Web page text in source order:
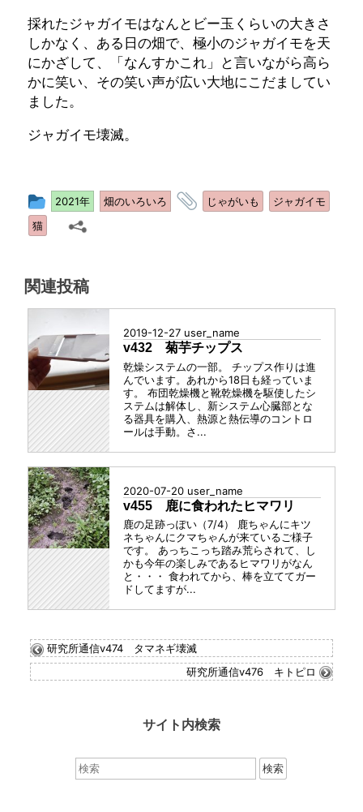
採れたジャガイモはなんとビー玉くらいの大きさ
しかなく、ある日の畑で、極小のジャガイモを天
にかざして、「なんすかこれ」と言いながら高ら
かに笑い、その笑い声が広い大地にこだましてい
ました。
ジャガイモ壊滅。
投
稿
グ
ー
プ
2021年 畑のいろいろ
タじゃがいも
ジャガイモ
猫
関連投稿
2019-12-27 user_name
v432 菊芋チップス
乾燥システムの一部。 チップス作りは進
んでいます。あれから18日も経っていま
す。 布団乾燥機と靴乾燥機を駆使したシ
ステムは解体し、新システム心臓部とな
る器具を購入、熱源と熱伝導のコントロ
ールは手動。さ...
2020-07-20 user_name
v455 鹿に食われたヒマワリ
鹿の足跡っぽい（7/4） 鹿ちゃんにキツ
ネちゃんにクマちゃんが来ているご様子
です。 あっちこっち踏み荒らされて、し
かも今年の楽しみであるヒマワリがなん
と・・・ 食われてから、棒を立ててガー
ドしてますが...
研究所通信v474 タマネギ壊滅
研究所通信v476 キトピロ
サイト内検索
索：